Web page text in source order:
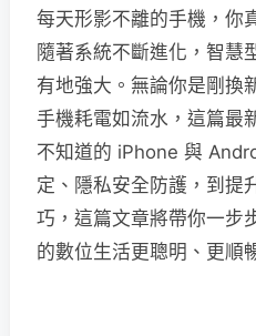
每天形影不離的手機，你
隨著系統不斷進化，智慧
有地強大。無論你是剛換
手機耗電如流水，這篇最
不知道的 iPhone 與
定、隱私安全防護，到提
巧，這篇文章將帶你一步
的數位生活更聰明、更順